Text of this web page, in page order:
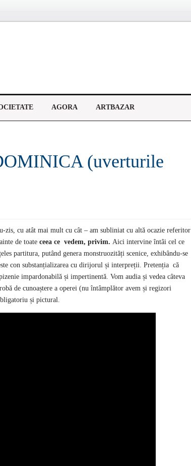
AGORA ARTBAZAR
(uverturile
zis, cu atât mai mult cu cât – am subliniat cu altă ocazie referitor
de toate ceea ce vedem, privim. Aici intervine întâi cel ce
partitura, putând genera monstruozități scenice, exhibându-se
con substanțializarea cu dirijorul și interpreții. Pretenția că
impardonabilă și impertinentă. Vom audia și vedea câteva
de cunoaștere a operei (nu întâmplător avem și regizori
și pictural.